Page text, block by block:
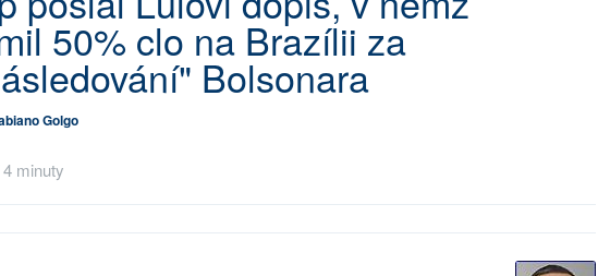
50% clo na Brazílii za
Bolsonara
Golgo
minuty